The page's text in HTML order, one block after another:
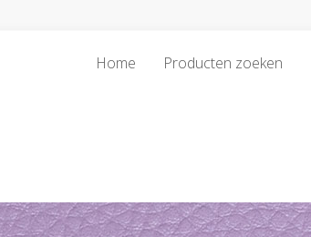
Home Producten zoeken